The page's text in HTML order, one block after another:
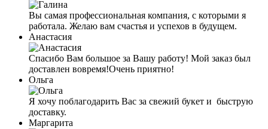
Вы самая профессиональная компания, с которыми я
работала. Желаю вам счастья и успехов в будущем.
Анастасия
Спасибо Вам большое за Вашу работу! Мой заказ был
доставлен вовремя!Очень приятно!
Ольга
Я хочу поблагодарить Вас за свежий букет и быструю
доставку.
Маргарита